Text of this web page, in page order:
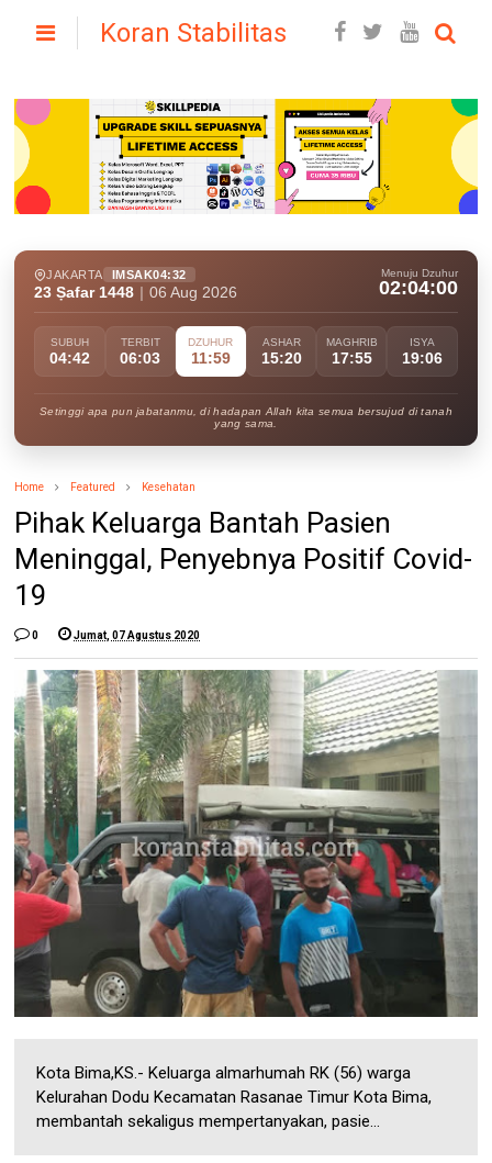
Koran Stabilitas
JAKARTA IMSAK04:32
23 Ṣafar 1448 06 Aug 2026
Menuju Dzuhur
02:03:59
SUBUH
04:42
TERBIT
06:03
DZUHUR
11:59
ASHAR
15:20
MAGHRIB
17:55
ISYA
19:06
Setinggi apa pun jabatanmu, di hadapan Allah kita semua bersujud di tanah
yang sama.
Home Featured Kesehatan
Pihak Keluarga Bantah Pasien
Meninggal, Penyebnya Positif Covid-
19
0 Jumat, 07 Agustus 2020
Kota Bima,KS.- Keluarga almarhumah RK (56) warga
Kelurahan Dodu Kecamatan Rasanae Timur Kota Bima,
membantah sekaligus mempertanyakan, pasie...